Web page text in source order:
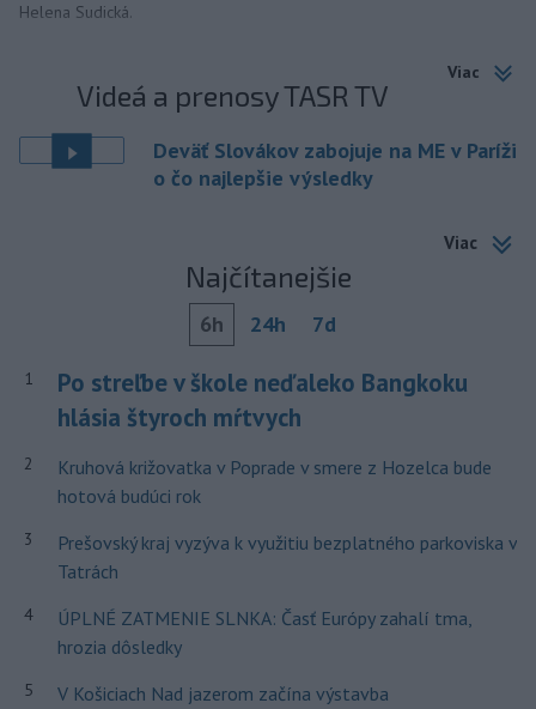
Helena Sudická.
Viac
Videá a prenosy TASR TV
Deväť Slovákov zabojuje na ME v Paríži
o čo najlepšie výsledky
Viac
Najčítanejšie
6h 24h 7d
1
Po streľbe v škole neďaleko Bangkoku
hlásia štyroch mŕtvych
2
Kruhová križovatka v Poprade v smere z Hozelca bude
hotová budúci rok
3
Prešovský kraj vyzýva k využitiu bezplatného parkoviska v
Tatrách
4
ÚPLNÉ ZATMENIE SLNKA: Časť Európy zahalí tma,
hrozia dôsledky
5
V Košiciach Nad jazerom začína výstavba